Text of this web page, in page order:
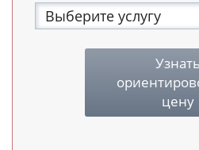
Выберите услугу
Узнать
цену